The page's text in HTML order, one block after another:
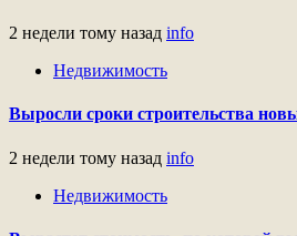
2 недели тому назад info
Недвижимость
Выросли сроки строительства
2 недели тому назад info
Недвижимость